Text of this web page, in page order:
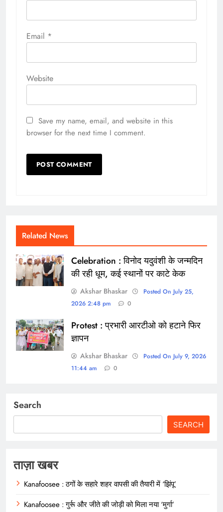
Email *
Website
Save my name, email, and website in this
browser for the next time I comment.
Related News
Celebration : विनोद यदुवंशी के जन्मदिन
की रही धूम, कई स्थानों पर काटे केक
Akshar Bhaskar
Posted On July 25,
2026 2:48 pm
0
Protest : प्रभारी आरटीओ को हटाने फिर
ज्ञापन
Akshar Bhaskar
Posted On July 9, 2026
11:44 am
0
Search
SEARCH
ताज़ा खबर
Kanafoosee : ठगों के सहारे शहर वापसी की तैयारी में ‘झिंपू’
Kanafoosee : गुर्रू और जीते की जोड़ी को मिला नया ‘मुर्गा’